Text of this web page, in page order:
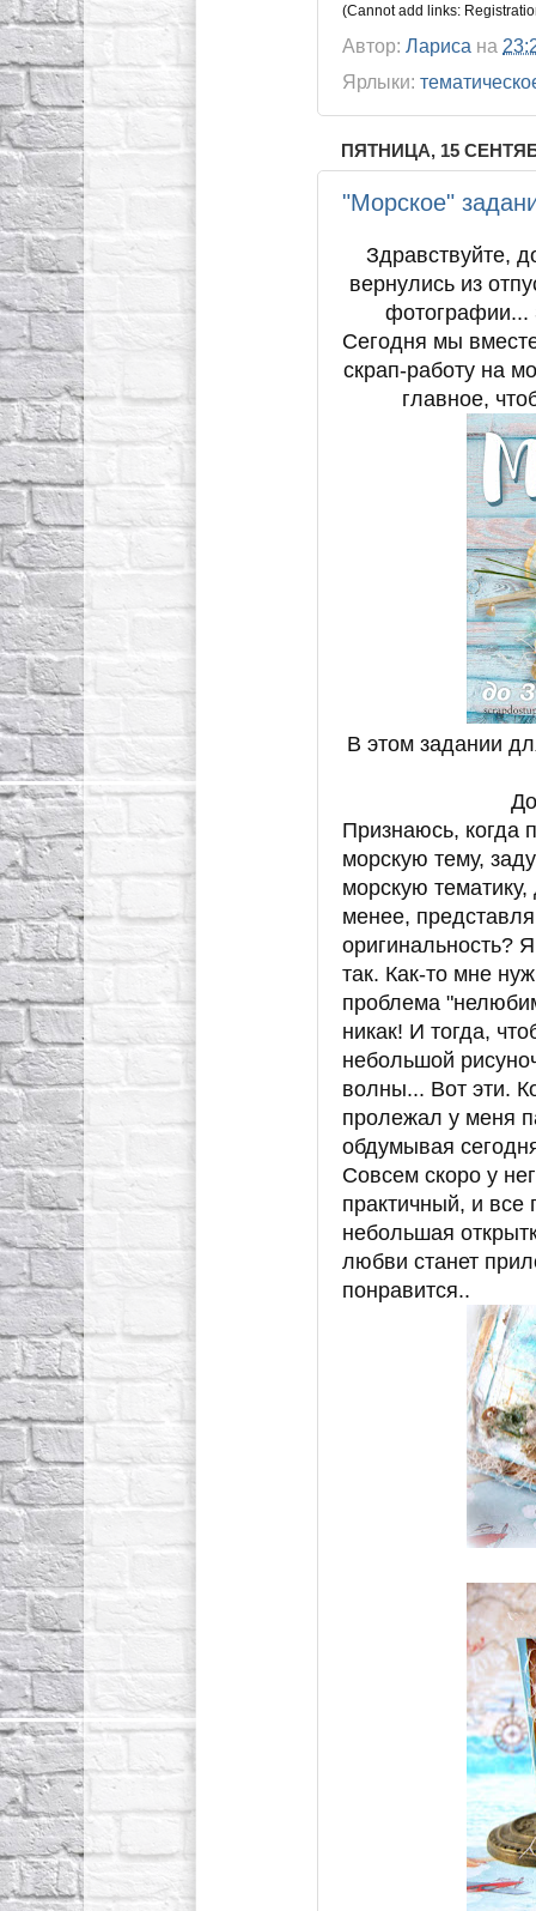
(Cannot add links:
Автор: Лариса на
Ярлыки:
ПЯТНИЦА, 15
"Морское"
Здравствуйте,
вернулись из
фотографии...
Сегодня мы
скрап-работу на
главное,
В этом задании
Признаюсь, когда
морскую тему,
морскую
менее,
оригинальность?
так. Как-то мне
проблема
никак! И тогда,
небольшой
волны... Вот эти.
пролежал у меня
обдумывая
Совсем скоро у
практичный, и все
небольшая
любви станет
понравится..